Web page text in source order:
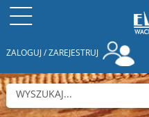
ZALOGUJ / ZAREJESTRUJ